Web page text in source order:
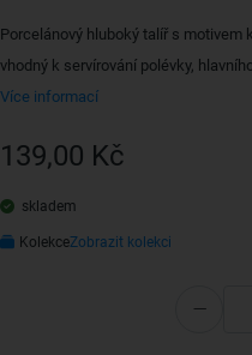
Porcelánový hluboký talíř s motivem
vhodný k servírování polévky,
Více informací
139,00 Kč
skladem
KolekceZobrazit kolekci